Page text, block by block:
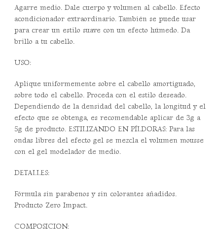
Agarre medio. Dale cuerpo y volumen al cabello. Efecto
acondicionador extraordinario. También se puede usar
para crear un estilo suave con un efecto húmedo. Da
brillo a tu cabello.
USO:
Aplique uniformemente sobre el cabello amortiguado,
sobre todo el cabello. Proceda con el estilo deseado.
Dependiendo de la densidad del cabello, la longitud y el
efecto que se obtenga, es recomendable aplicar de 3g a
5g de producto. ESTILIZANDO EN PÍLDORAS: Para las
ondas libres del efecto gel se mezcla el volumen mousse
con el gel modelador de medio.
DETALLES:
Fórmula sin parabenos y sin colorantes añadidos.
Producto Zero Impact.
COMPOSICION: